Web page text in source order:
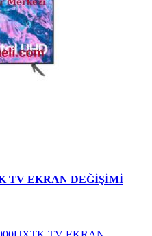
TV EKRAN DEĞİŞİMİ